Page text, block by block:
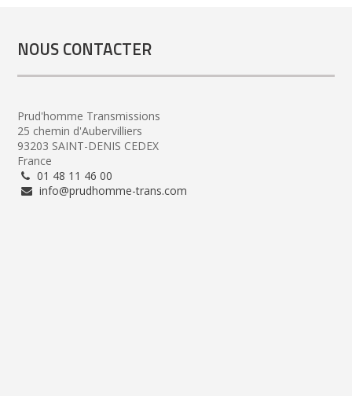
NOUS CONTACTER
Prud'homme Transmissions
25 chemin d'Aubervilliers
93203 SAINT-DENIS CEDEX
France
01 48 11 46 00
info@prudhomme-trans.com